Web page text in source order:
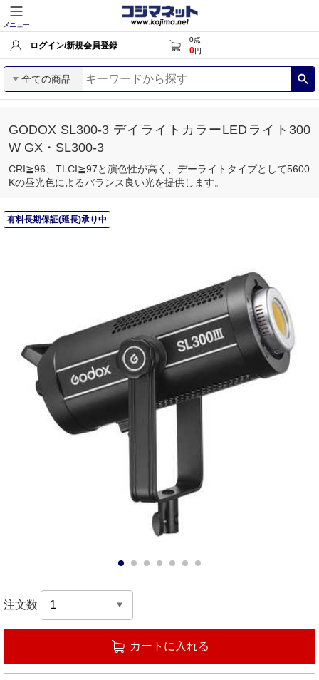
メニュー
ログイン/新規会員登録
0点
0円
全ての商品
GODOX SL300-3 デイライトカラーLEDライト300
W GX・SL300-3
CRI≧96、TLCI≧97と演色性が高く、デーライトタイプとして5600
Kの昼光色によるバランス良い光を提供します。
有料長期保証(延長)承り中
注文数
カートに入れる